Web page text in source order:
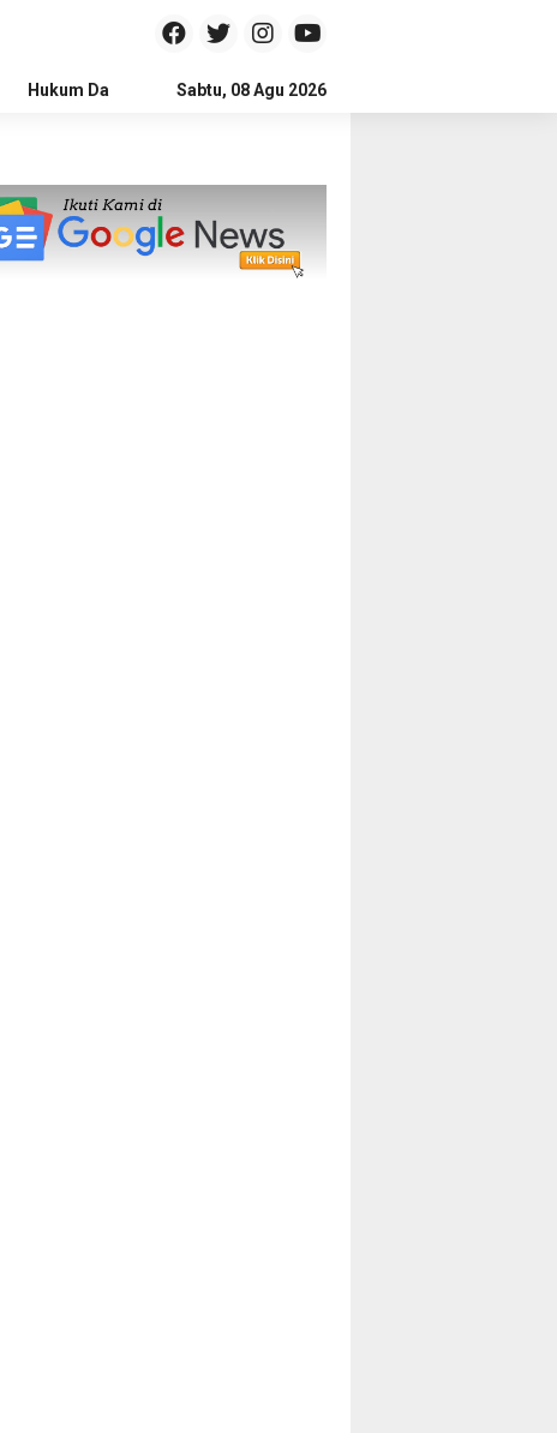
Hukum Dan Kriminal Politik Pendidikan
Sabtu, 08 Agu 2026